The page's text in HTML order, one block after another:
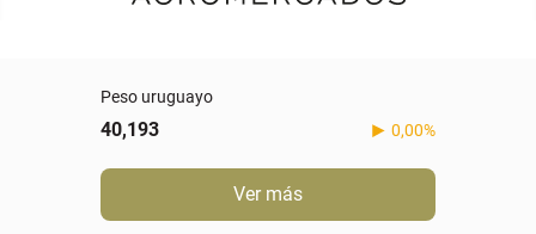
Peso uruguayo
40,193 0,00%
Ver más